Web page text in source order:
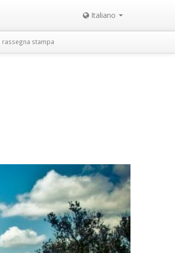
Italiano
rassegna stampa